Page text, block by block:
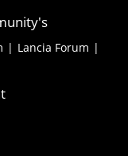
Lancia Forum